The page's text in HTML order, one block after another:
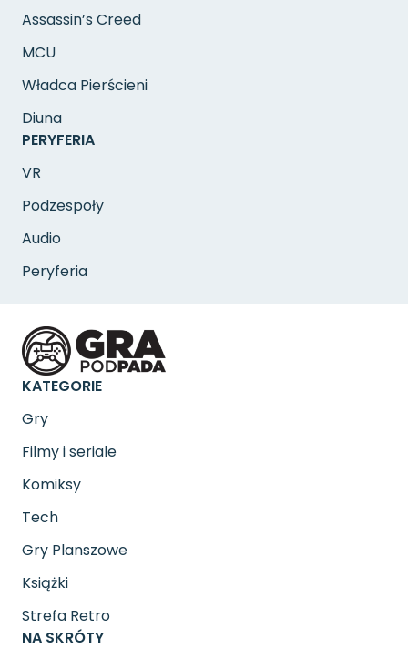
Assassin’s Creed
MCU
Władca Pierścieni
Diuna
PERYFERIA
VR
Podzespoły
Audio
Peryferia
KATEGORIE
Gry
Filmy i seriale
Komiksy
Tech
Gry Planszowe
Książki
Strefa Retro
NA SKRÓTY